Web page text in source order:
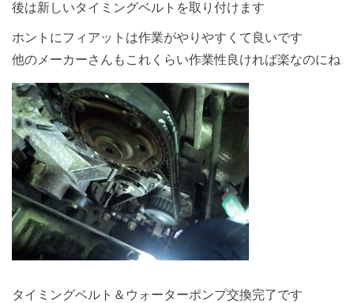
後は新しいタイミングベルトを取り付けます
ホントにフィアットは作業がやりやすくて良いです
他のメーカーさんもこれくらい作業性良ければ楽なのにね
タイミングベルト＆ウォーターポンプ交換完了です